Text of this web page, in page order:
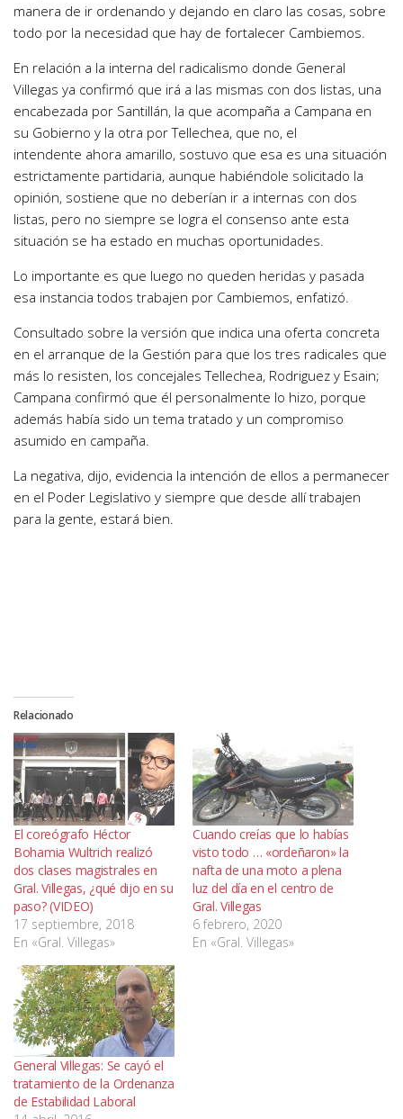
manera de ir ordenando y dejando en claro las cosas, sobre
todo por la necesidad que hay de fortalecer Cambiemos.
En relación a la interna del radicalismo donde General
Villegas ya confirmó que irá a las mismas con dos listas, una
encabezada por Santillán, la que acompaña a Campana en
su Gobierno y la otra por Tellechea, que no, el
intendente ahora amarillo, sostuvo que esa es una situación
estrictamente partidaria, aunque habiéndole solicitado la
opinión, sostiene que no deberían ir a internas con dos
listas, pero no siempre se logra el consenso ante esta
situación se ha estado en muchas oportunidades.
Lo importante es que luego no queden heridas y pasada
esa instancia todos trabajen por Cambiemos, enfatizó.
Consultado sobre la versión que indica una oferta concreta
en el arranque de la Gestión para que los tres radicales que
más lo resisten, los concejales Tellechea, Rodriguez y Esain;
Campana confirmó que él personalmente lo hizo, porque
además había sido un tema tratado y un compromiso
asumido en campaña.
La negativa, dijo, evidencia la intención de ellos a permanecer
en el Poder Legislativo y siempre que desde allí trabajen
para la gente, estará bien.
Relacionado
El coreógrafo Héctor
Bohamia Wultrich realizó
dos clases magistrales en
Gral. Villegas, ¿qué dijo en su
paso? (VIDEO)
17 septiembre, 2018
En «Gral. Villegas»
Cuando creías que lo habías
visto todo … «ordeñaron» la
nafta de una moto a plena
luz del día en el centro de
Gral. Villegas
6 febrero, 2020
En «Gral. Villegas»
General Villegas: Se cayó el
tratamiento de la Ordenanza
de Estabilidad Laboral